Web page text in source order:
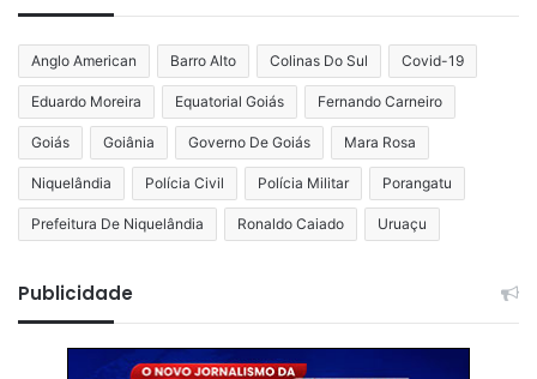
Anglo American Barro Alto Colinas Do Sul Covid-19
Eduardo Moreira Equatorial Goiás Fernando Carneiro
Goiás Goiânia Governo De Goiás Mara Rosa
Niquelândia Polícia Civil Polícia Militar Porangatu
Prefeitura De Niquelândia Ronaldo Caiado Uruaçu
Publicidade